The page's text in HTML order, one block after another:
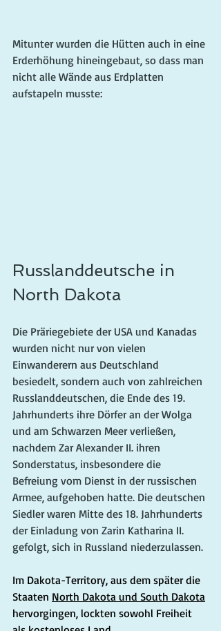
Mitunter wurden die Hütten auch in eine
Erderhöhung hineingebaut, so dass man
nicht alle Wände aus Erdplatten
aufstapeln musste:
Russlanddeutsche in
North Dakota
Die Präriegebiete der USA und Kanadas
wurden nicht nur von vielen
Einwanderern aus Deutschland
besiedelt, sondern auch von zahlreichen
Russlanddeutschen, die Ende des 19.
Jahrhunderts ihre Dörfer an der Wolga
und am Schwarzen Meer verließen,
nachdem Zar Alexander II. ihren
Sonderstatus, insbesondere die
Befreiung vom Dienst in der russischen
Armee, aufgehoben hatte. Die deutschen
Siedler waren Mitte des 18. Jahrhunderts
der Einladung von Zarin Katharina II.
gefolgt, sich in Russland niederzulassen.
Im Dakota-Territory, aus dem später die
Staaten North Dakota und South Dakota
hervorgingen, lockten sowohl Freiheit